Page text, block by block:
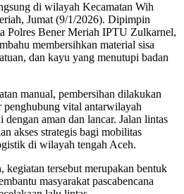
di wilayah Kecamatan Wih
Jumat (9/1/2026). Dipimpin
Polres Bener Meriah IPTU Zulkarnel,
membersihkan material sisa
dan kayu yang menutupi badan
manual, pembersihan dilakukan
penghubung vital antarwilayah
aman dan lancar. Jalan lintas
akses strategis bagi mobilitas
di wilayah tengah Aceh.
tersebut merupakan bentuk
masyarakat pascabencana